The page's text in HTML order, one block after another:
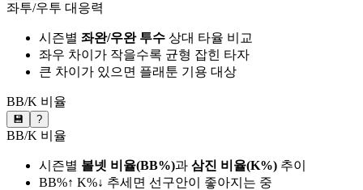
좌투/우투 대응력
시즌별 좌완/우완 투수 상대 타율 비교
좌우 차이가 작을수록 균형 잡힌 타자
큰 차이가 있으면 플래툰 기용 대상
BB/K 비율
💾 ?
BB/K 비율
시즌별 볼넷 비율(BB%)과 삼진 비율(K%) 추이
BB%↑ K%↓ 추세면 선구안이 좋아지는 중